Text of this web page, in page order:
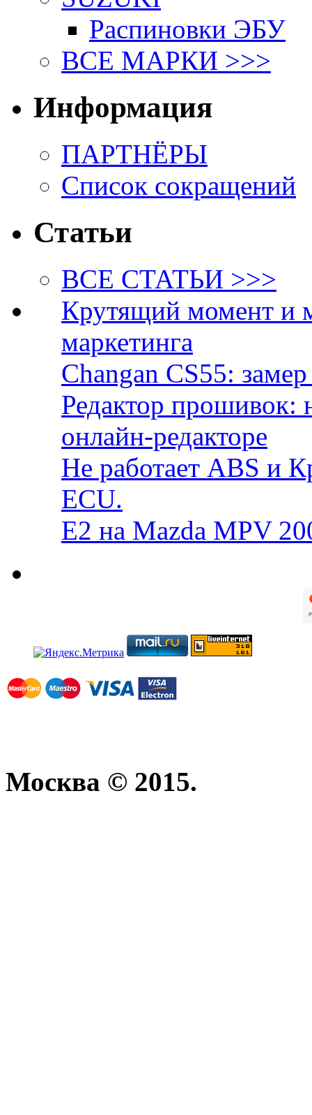
Распиновки ЭБУ
ВСЕ МАРКИ >>>
Информация
ПАРТНЁРЫ
Список сокращений
Статьи
ВСЕ СТАТЬИ >>>
Крутящий момент и
маркетинга
Changan CS55:
Редактор прошивок:
онлайн-редакторе
Не работает ABS и
ECU.
E2 на Mazda MPV
Москва © 2015.